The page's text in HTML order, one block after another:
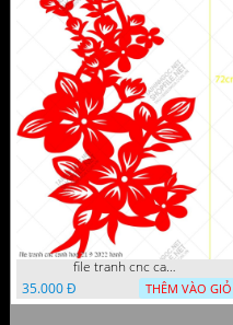
file tranh cnc canh hoa 21 9 2022 hanh
35.000 Đ
THÊM VÀO GIỎ